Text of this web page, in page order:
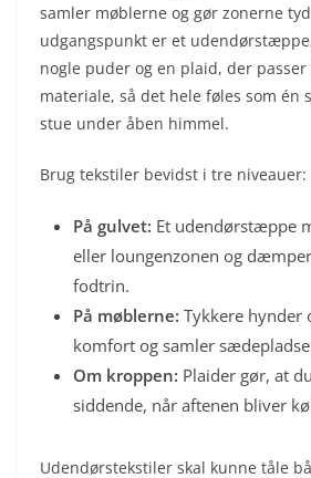
samler møblerne og gør zonerne
udgangspunkt er et
nogle puder og en plaid, der passer
materiale, så det hele føles som én
stue under åben himmel.
Brug tekstiler bevidst i tre niveauer:
På gulvet: Et udendørstæppe
eller loungenzonen og
fodtrin.
På møblerne: Tykkere hynder
komfort og samler
Om kroppen: Plaider gør, at
siddende, når aftenen bliver
Udendørstekstiler skal kunne tåle